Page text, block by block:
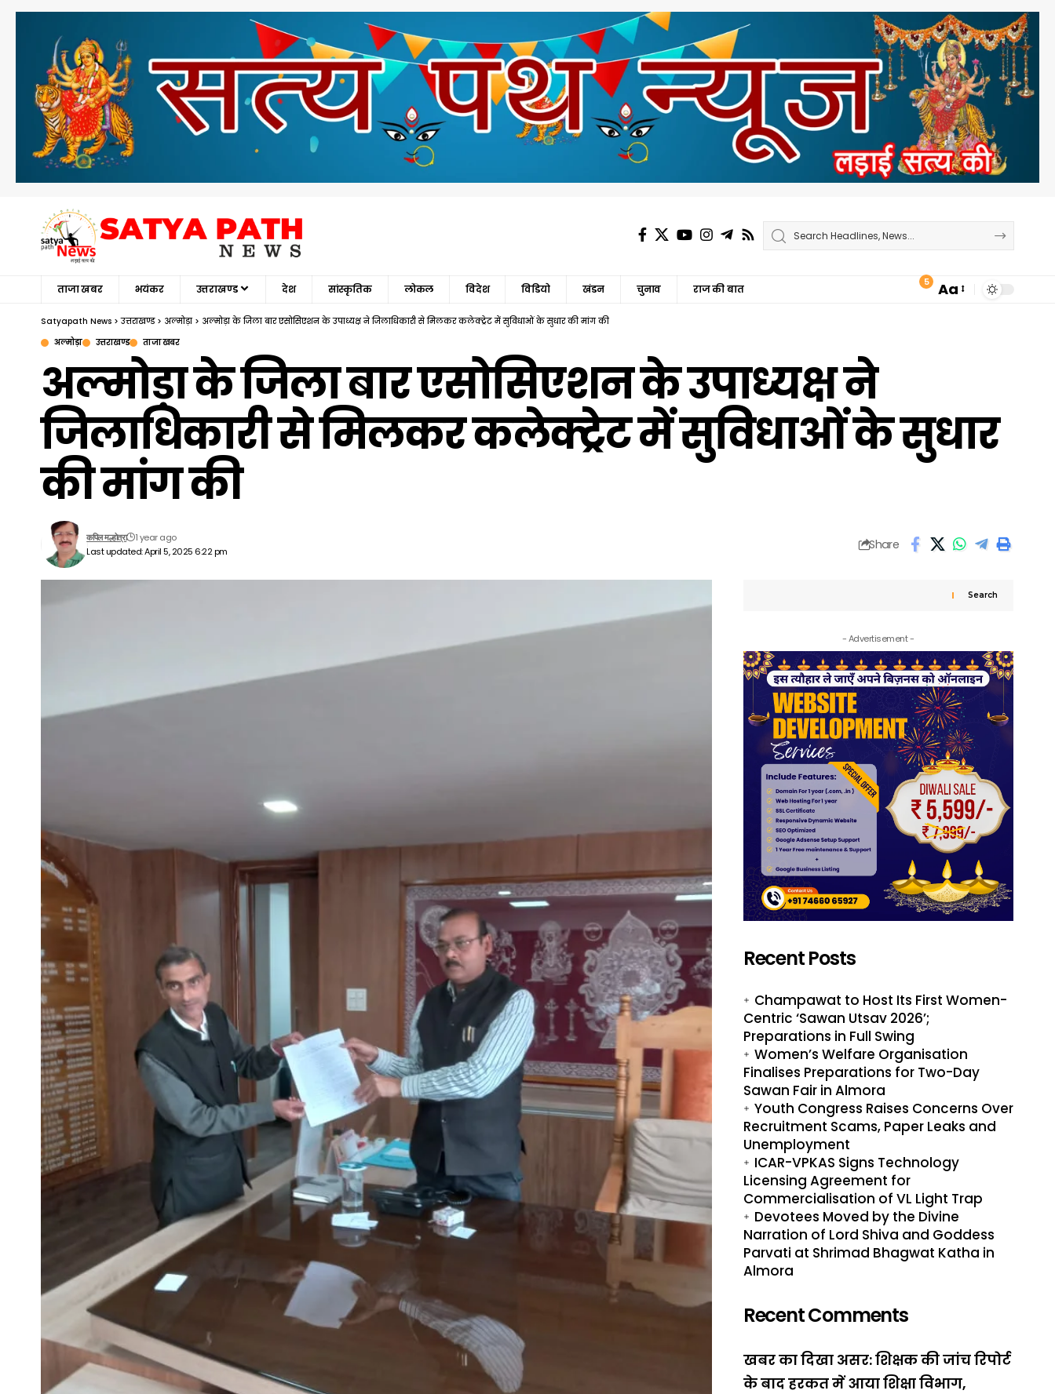
ताजा खबर भयंकर उत्तराखण्ड देश सांस्कृतिक लोकल विदेश विडियो खंडन चुनाव राज की बात
5 Aa
Satyapath News >उत्तराखण्ड> अल्मोड़ा> अल्मोड़ा के जिला बार एसोसिएशन के उपाध्यक्ष ने जिलाधिकारी से मिलकर कलेक्ट्रेट में सुविधाओं के सुधार की मांग की
अल्मोड़ा
उत्तराखण्ड ताजा खबर
अल्मोड़ा के जिला बार एसोसिएशन के उपाध्यक्ष ने
जिलाधिकारी से मिलकर कलेक्ट्रेट में सुविधाओं के सुधार
की मांग की
Last updated: April 5, 2025 6:22 pm
कपिल मल्होत्रा 1 year ago Share
Search
- Advertisement -
Recent Posts
Champawat to Host Its First Women-
Centric ‘Sawan Utsav 2026’;
Preparations in Full Swing
Women’s Welfare Organisation
Finalises Preparations for Two-Day
Sawan Fair in Almora
Youth Congress Raises Concerns Over
Recruitment Scams, Paper Leaks and
Unemployment
ICAR-VPKAS Signs Technology
Licensing Agreement for
Commercialisation of VL Light Trap
Devotees Moved by the Divine
Narration of Lord Shiva and Goddess
Parvati at Shrimad Bhagwat Katha in
Almora
Recent Comments
खबर का दिखा असर: शिक्षक की जांच रिपोर्ट
के बाद हरकत में आया शिक्षा विभाग,